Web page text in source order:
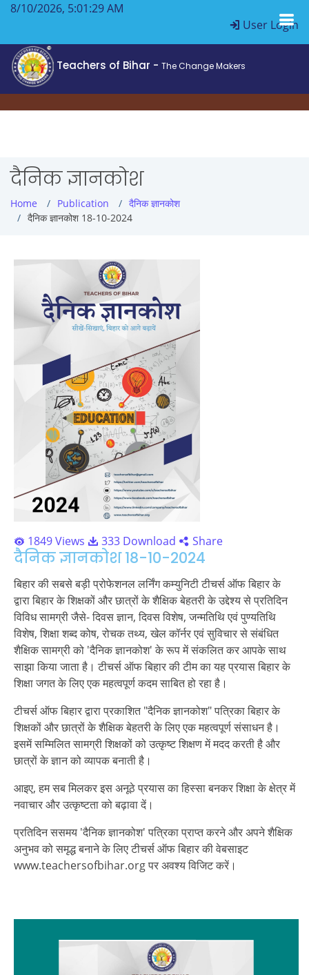
8/10/2026, 5:01:30 AM
User Login
Teachers of Bihar - The Change Makers
दैनिक ज्ञानकोश
Home Publication
दैनिक ज्ञानकोश
दैनिक ज्ञानकोश 18-10-2024
1849 Views 333 Download Share
दैनिक ज्ञानकोश 18-10-2024
बिहार की सबसे बड़ी प्रोफेशनल लर्निंग कम्युनिटी टीचर्स ऑफ बिहार के
द्वारा बिहार के शिक्षकों और छात्रों के शैक्षिक बेहतरी के उद्देश्य से प्रतिदिन
विविध सामग्री जैसे- दिवस ज्ञान, दिवस विशेष, जन्मतिथि एवं पुण्यतिथि
विशेष, शिक्षा शब्द कोष, रोचक तथ्य, खेल कॉर्नर एवं सुविचार से संबंधित
शैक्षिक सामग्री को 'दैनिक ज्ञानकोश' के रूप में संकलित कर आपके साथ
साझा किया जाता है। टीचर्स ऑफ बिहार की टीम का यह प्रयास बिहार के
शिक्षा जगत के लिए एक महत्वपूर्ण कदम साबित हो रहा है।
टीचर्स ऑफ बिहार द्वारा प्रकाशित "दैनिक ज्ञानकोश" पत्रिका बिहार के
शिक्षकों और छात्रों के शैक्षिक बेहतरी के लिए एक महत्वपूर्ण संसाधन है।
इसमें सम्मिलित सामग्री शिक्षकों को उत्कृष्ट शिक्षण में मदद करती है और
छात्रों के ज्ञान को व्यापक बनाती है।
आइए, हम सब मिलकर इस अनूठे प्रयास का हिस्सा बनकर शिक्षा के क्षेत्र में
नवाचार और उत्कृष्टता को बढ़ावा दें।
प्रतिदिन ससमय 'दैनिक ज्ञानकोश' पत्रिका प्राप्त करने और अपने शैक्षिक
अनुभव को समृद्ध बनाने के लिए टीचर्स ऑफ बिहार की वेबसाइट
www.teachersofbihar.org पर अवश्य विजिट करें।